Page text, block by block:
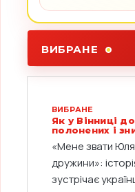
ВИБРАНЕ
ВИБРАНЕ
Як у Вінниці
полонених і
«Мене звати
дружини»: